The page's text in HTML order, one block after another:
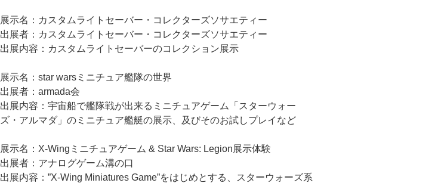
展示名：カスタムライトセーバー・コレクターズソサエティー
出展者：カスタムライトセーバー・コレクターズソサエティー
出展内容：カスタムライトセーバーのコレクション展示
展示名：star warsミニチュア艦隊の世界
出展者：armada会
出展内容：宇宙船で艦隊戦が出来るミニチュアゲーム「スターウォー
ズ・アルマダ」のミニチュア艦艇の展示、及びそのお試しプレイなど
展示名：X-Wingミニチュアゲーム & Star Wars: Legion展示体験
出展者：アナログゲーム溝の口
出展内容：”X-Wing Miniatures Game”をはじめとする、スターウォーズ系